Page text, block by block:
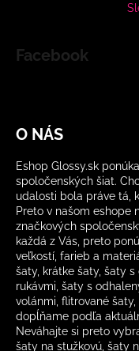
Facebook
O NÁS
Eshop Glossy.sk
spoločenských šiat.
udalosti bola práve tá,
Preto v našom eshope
značkových
každá z Vás, preto
veľkostí, farieb a
šaty, krátke šaty, šaty
rukávmi, šaty s
volánmi, flitrované
dopĺňame podľa
Neváhajte si preto
šaty na stužkovú, šaty